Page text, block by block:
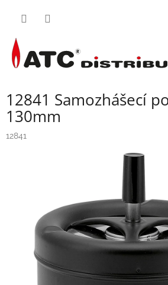
12841 Samozhášecí
130mm
12841